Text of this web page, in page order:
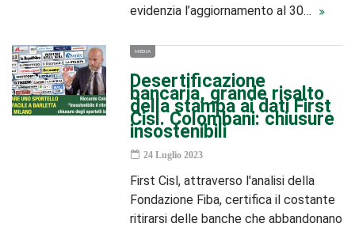
evidenzia l’aggiornamento al 30…
MEDIA
Desertificazione
bancaria, grande risalto
della stampa ai dati First
Cisl. Colombani: chiusure
insostenibili
24 Luglio 2023
First Cisl, attraverso l'analisi della
Fondazione Fiba, certifica il costante
ritirarsi delle banche che abbandonano